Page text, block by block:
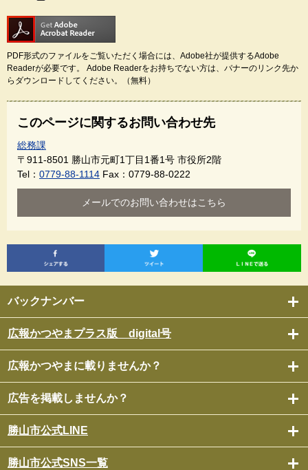
バックナンバー
広報かつやまプラス版 digital号
広報かつやまに載りませんか？
広告を掲載しませんか？
勝山市公式LINE
勝山市公式SNS一覧
PDF形式のファイルをご覧いただく場合には、Adobe社が提供するAdobe
Readerが必要です。
Adobe Readerをお持ちでない方は、バナーのリンク先か
らダウンロードしてください。（無料）
このページに関するお問い合わせ先
総務課
〒911-8501 勝山市元町1丁目1番1号 市役所2階
Tel： 0779-88-1114 Fax：0779-88-0222
メールでのお問い合わせはこちら